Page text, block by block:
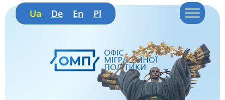
Ua De En Pl